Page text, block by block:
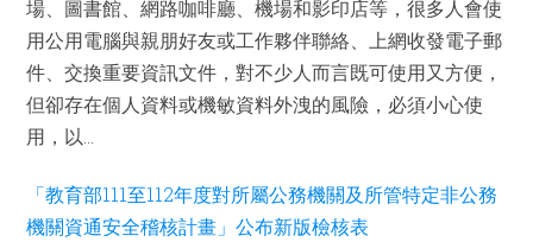
場、圖書館、網路咖啡廳、機場和影印店等，很多人會使
用公用電腦與親朋好友或工作夥伴聯絡、上網收發電子郵
件、交換重要資訊文件，對不少人而言既可使用又方便，
但卻存在個人資料或機敏資料外洩的風險，必須小心使
用，以...
「教育部111至112年度對所屬公務機關及所管特定非公務
機關資通安全稽核計畫」公布新版檢核表